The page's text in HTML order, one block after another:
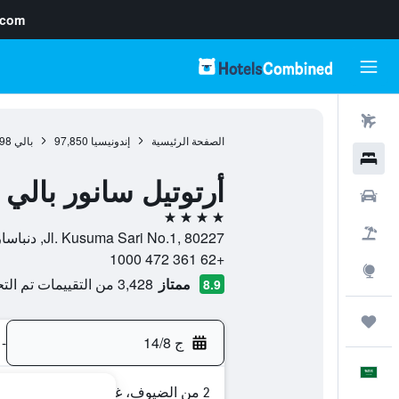
الصفحة الرئيسية إندونيسيا 97,850 بالي
أرتوتيل سانور بالي
4 نجوم
Jl. Kusuma Sari No.1, 80227, دنباسار, بالي, إندونيسيا
+62 361 472 1000
8.9 ممتاز 3,428 من التقييمات تم التحقق منها
ج 14/8 -
2 من الضيوف، غرفة واحدة